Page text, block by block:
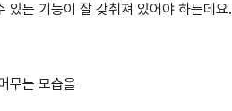
있는 기능이 잘 갖춰져 있어야 하는데요.
무는 모습을